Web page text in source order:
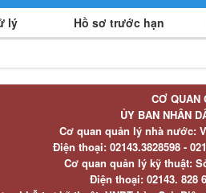
lý Hồ sơ trước hạn
CƠ QUAN
ỦY BAN NHÂN
Cơ quan quản lý nhà nước:
Điện thoại:02143.3828598 -
Cơ quan quản lý kỹ thuật:
Điện thoại:02143. 828